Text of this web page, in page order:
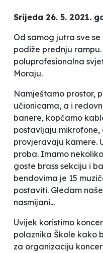
Srijeda 26. 5. 2021.
Od samog jutra sve
podiže prednju
poluprofesionalna
Moraju.
Namještamo prostor,
učionicama, a i
banere, kopčamo
postavljaju mikrofone,
provjeravaju kamere.
proba. Imamo
goste brass sekciju i
bendovima je 15
postaviti. Gledam
nasmijani...
Uvijek koristimo
polaznika Škole kako
za organizaciju